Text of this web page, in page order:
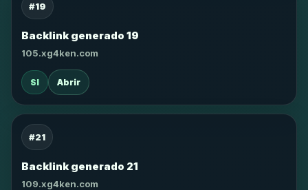
#19
Backlink generado 19
105.xg4ken.com
SI Abrir
#21
Backlink generado 21
109.xg4ken.com